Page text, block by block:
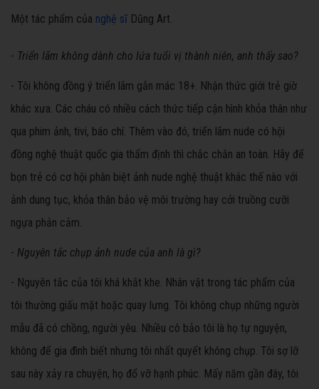
Một tác phẩm của nghệ sĩ Dũng Art.
- Triển lãm không dành cho lứa tuổi vị thành niên, anh thấy sao?
- Tôi không đồng ý triển lãm gắn mác 18+. Nhận thức giới trẻ giờ
khác xưa. Các cháu có nhiều cách thức tiếp cận hình khỏa thân như
qua phim ảnh, tivi, báo chí. Thêm vào đó, triển lãm nude có hội
đồng nghệ thuật quốc gia thẩm định thì chắc chắn an toàn. Hãy để
bọn trẻ có cơ hội phân biệt ảnh nude nghệ thuật khác thế nào với
ảnh dung tục, khỏa thân bảo vệ môi trường hay cởi truồng cưỡi
ngựa phản cảm.
- Nguyên tắc chụp ảnh nude của anh là gì?
- Nguyên tắc của tôi khá khắt khe. Nhân vật trong tác phẩm của
tôi thường giấu mặt hoặc quay lưng. Tôi không chụp những người
mẫu đã có chồng, người yêu. Nhiều cô bảo tôi là họ tự nguyện,
không để gia đình biết nhưng tôi nhất quyết không chụp. Tôi sợ lỡ
sau này xảy ra chuyện, họ đổ vỡ hạnh phúc. Mấy năm gần đây, tôi